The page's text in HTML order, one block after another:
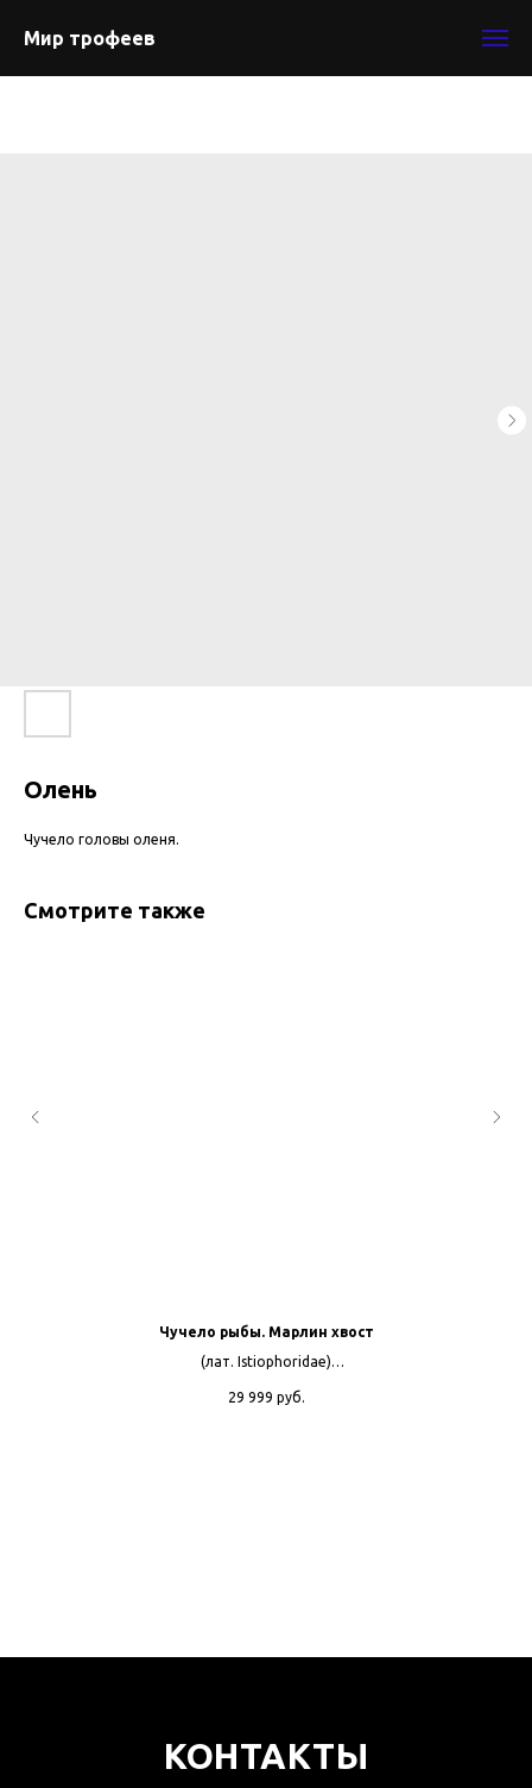
Мир трофеев
Олень
Чучело головы оленя.
Смотрите также
Чучело рыбы. Марлин хвост
(лат. Istiophoridae)
29 999 руб.
КОНТАКТЫ